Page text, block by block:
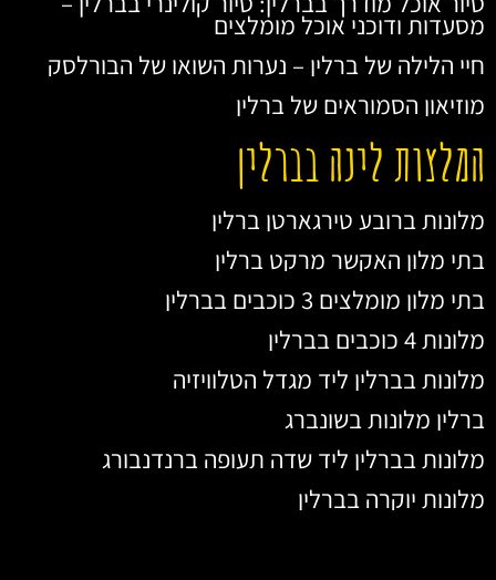
מסעדות ודוכני אוכל מומלצים
חיי הלילה של ברלין – נערות השואו של הבורלסק
מוזיאון הסמוראים של ברלין
המלצות לינה בברלין
מלונות ברובע טירגארטן ברלין
בתי מלון האקשר מרקט ברלין
בתי מלון מומלצים 3 כוכבים בברלין
מלונות 4 כוכבים בברלין
מלונות בברלין ליד מגדל הטלוויזיה
ברלין מלונות בשונברג
מלונות בברלין ליד שדה תעופה ברנדנבורג
מלונות יוקרה בברלין